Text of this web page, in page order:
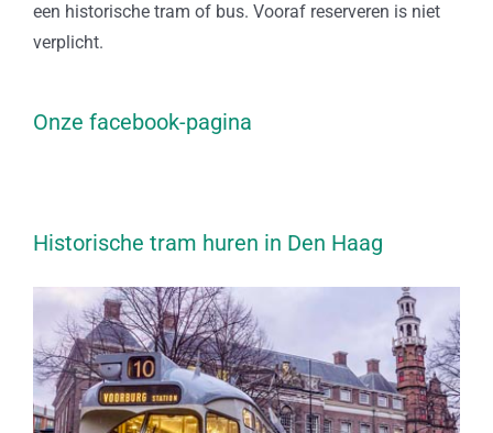
een historische tram of bus. Vooraf reserveren is niet
verplicht.
Onze facebook-pagina
Historische tram huren in Den Haag